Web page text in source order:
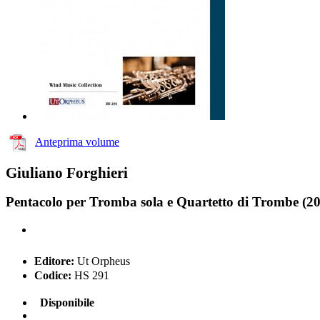
Anteprima volume
Giuliano Forghieri
Pentacolo per Tromba sola e Quartetto di Trombe
Editore: Ut Orpheus
Codice: HS 291
Disponibile